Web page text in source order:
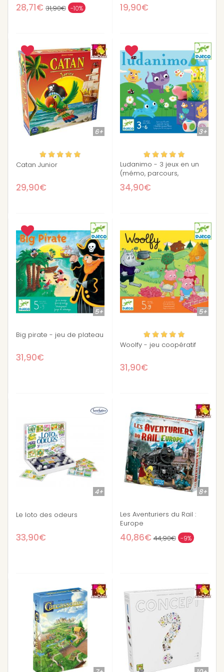
28,71€ 31,90€ -10% 19,90€
6+
Catan Junior
29,90€
3+
Ludanimo - 3 jeux en un
(mémo, parcours,
équilibre)
34,90€
5+
Big pirate - jeu de plateau
31,90€
5+
Woolfy - jeu coopératif
31,90€
4+
Le loto des odeurs
33,90€
8+
Les Aventuriers du Rail :
Europe
40,86€ 44,90€ -9%